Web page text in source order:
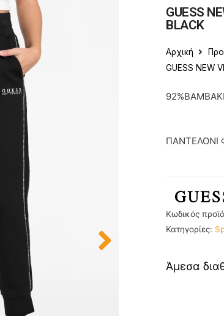
GUESS
BLACK
Αρχική
GUESS NEW
ΠΑΝΤΕΛΟΝΙ
Κωδικός
Κατηγορίες:
Άμεσα